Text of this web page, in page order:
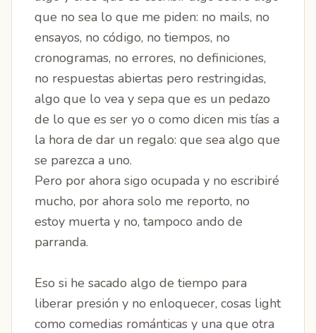
que no sea lo que me piden: no mails, no
ensayos, no código, no tiempos, no
cronogramas, no errores, no definiciones,
no respuestas abiertas pero restringidas,
algo que lo vea y sepa que es un pedazo
de lo que es ser yo o como dicen mis tías a
la hora de dar un regalo: que sea algo que
se parezca a uno.
Pero por ahora sigo ocupada y no escribiré
mucho, por ahora solo me reporto, no
estoy muerta y no, tampoco ando de
parranda.
Eso si he sacado algo de tiempo para
liberar presión y no enloquecer, cosas light
como comedias románticas y una que otra